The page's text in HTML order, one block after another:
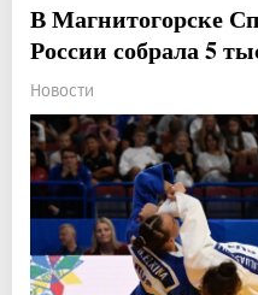
В Магнитогорске
России собрала 5
Новости